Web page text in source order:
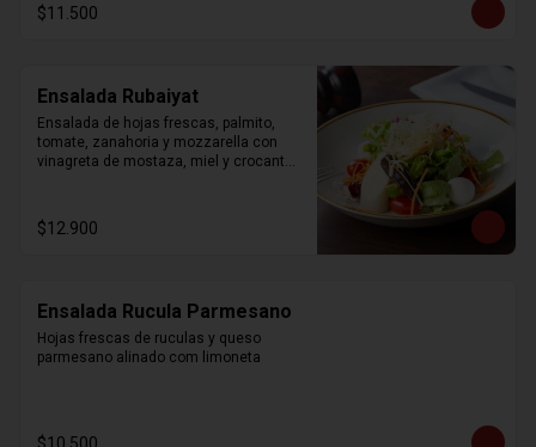
$11.500
Ensalada Rubaiyat
Ensalada de hojas frescas, palmito,
tomate, zanahoria y mozzarella con
vinagreta de mostaza, miel y crocantes
$12.900
Ensalada Rucula Parmesano
Hojas frescas de ruculas y queso
parmesano alinado com limoneta